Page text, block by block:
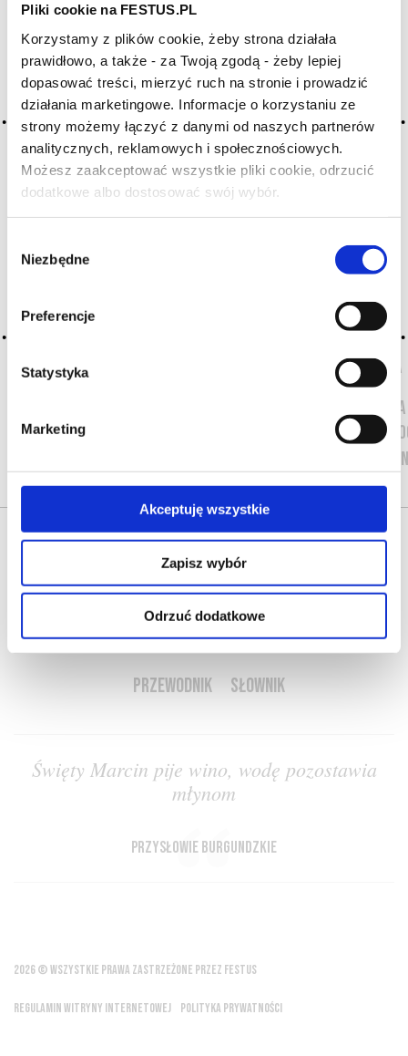
Pliki cookie na FESTUS.PL
Korzystamy z plików cookie, żeby strona działała
prawidłowo, a także - za Twoją zgodą - żeby lepiej
dopasować treści, mierzyć ruch na stronie i prowadzić
działania marketingowe. Informacje o korzystaniu ze
strony możemy łączyć z danymi od naszych partnerów
analitycznych, reklamowych i społecznościowych.
Możesz zaakceptować wszystkie pliki cookie, odrzucić
dodatkowe albo dostosować swój wybór.
zgody
Niezbędne
Preferencje
Statystyka
Marketing
Akceptuję wszystkie
Zapisz wybór
Odrzuć dodatkowe
Czy masz ukończone 18 lat?
Francja
Grecja
Hiszpania
Polska
Rumunia
Węgry
Włochy
Australia i
Ameryka
Południowa
Afryka
Południowa
Alkohole
NASI
O NAS OFERTA ONLINE PRODUCENCI
BLOG
PRZEWODNIK
SŁOWNIK
Święty Marcin pije wino, wodę pozostawia
młynom
przysłowie burgundzkie
2026 © WSZYSTKIE PRAWA ZASTRZEŻONE PRZEZ FESTUS
REGULAMIN WITRYNY INTERNETOWEJ POLITYKA PRYWATNOŚCI